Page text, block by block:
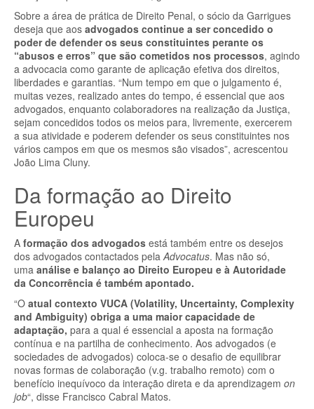
Sobre a área de prática de Direito Penal, o sócio da Garrigues
deseja que aos advogados continue a ser concedido o
poder de defender os seus constituintes perante os
“abusos e erros” que são cometidos nos processos, agindo
a advocacia como garante de aplicação efetiva dos direitos,
liberdades e garantias. “Num tempo em que o julgamento é,
muitas vezes, realizado antes do tempo, é essencial que aos
advogados, enquanto colaboradores na realização da Justiça,
sejam concedidos todos os meios para, livremente, exercerem
a sua atividade e poderem defender os seus constituintes nos
vários campos em que os mesmos são visados”, acrescentou
João Lima Cluny.
Da formação ao Direito
Europeu
A formação dos advogados está também entre os desejos
dos advogados contactados pelaAdvocatus. Mas não só,
uma análise e balanço ao Direito Europeu e à Autoridade
da Concorrência é também apontado.
“O atual contexto VUCA (Volatility, Uncertainty, Complexity
and Ambiguity) obriga a uma maior capacidade de
adaptação, para a qual é essencial a aposta na formação
contínua e na partilha de conhecimento. Aos advogados (e
sociedades de advogados) coloca-se o desafio de equilibrar
novas formas de colaboração (v.g. trabalho remoto) com o
benefício inequívoco da interação direta e da aprendizagem on
job“, disse Francisco Cabral Matos.